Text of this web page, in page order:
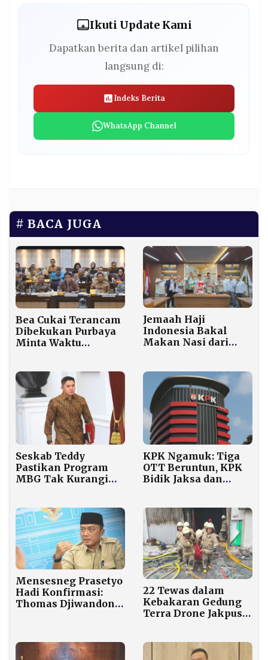
Ikuti Update Kami
Dapatkan berita dan artikel pilihan
langsung di:
Indeks Berita
WhatsApp Channel
BACA JUGA
Bea Cukai Terancam
Dibekukan Purbaya
Minta Waktu
Jemaah Haji
Indonesia Bakal
Makan Nasi dari
Seskab Teddy
Pastikan Program
MBG Tak Kurangi
Pun
KPK Ngamuk: Tiga
OTT Beruntun, KPK
Bidik Jaksa dan
Mensesneg Prasetyo
Hadi Konfirmasi:
Thomas Djiwandono
22 Tewas dalam
Kebakaran Gedung
Terra Drone Jakpus,
3 dan 4